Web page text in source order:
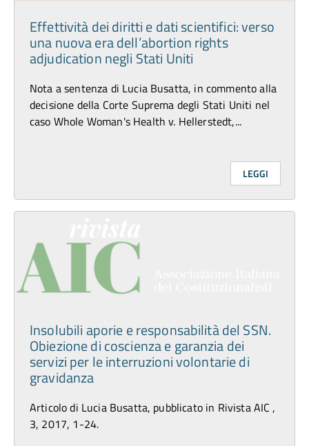
Effettività dei diritti e dati scientifici: verso
una nuova era dell’abortion rights
adjudication negli Stati Uniti
Nota a sentenza di Lucia Busatta, in commento alla
decisione della Corte Suprema degli Stati Uniti nel
caso Whole Woman's Health v. Hellerstedt,...
LEGGI
Insolubili aporie e responsabilità del SSN.
Obiezione di coscienza e garanzia dei
servizi per le interruzioni volontarie di
gravidanza
Articolo di Lucia Busatta, pubblicato in Rivista AIC ,
3, 2017, 1-24.